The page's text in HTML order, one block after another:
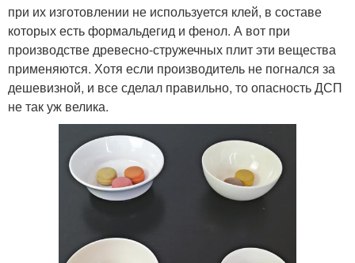
при их изготовлении не используется клей, в составе
которых есть формальдегид и фенол. А вот при
производстве древесно-стружечных плит эти вещества
применяются. Хотя если производитель не погнался за
дешевизной, и все сделал правильно, то опасность ДСП
не так уж велика.